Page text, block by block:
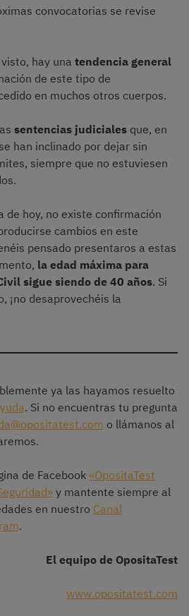
convocatorias se revise
hay una tendencia general
de este tipo de
en muchos otros cuerpos.
sentencias judiciales que, en
han inclinado por dejar sin
siempre que no estuviesen
de hoy, no existe confirmación
cambios en este
pensado presentaros a estas
la edad máxima para
sigue siendo de 40 años. Si
¡no desaprovechéis la
ya las hayamos resuelto
. Si no encuentras tu pregunta
o llámanos al
de Facebook «OpositaTest
y mantente siempre al
en nuestro Canal
.
El equipo de OpositaTest
www.opositatest.com